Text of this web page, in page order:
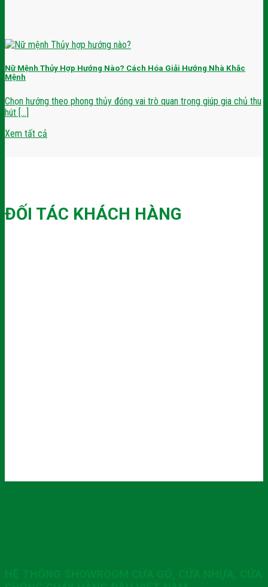
Nữ Mệnh Thủy Hợp Hướng Nào? Cách Hóa Giải Hướng Nhà Khắc
Mệnh
Chọn hướng theo phong thủy đóng vai trò quan trọng giúp gia chủ thu
hút [...]
Xem tất cả
ĐỐI TÁC KHÁCH HÀNG